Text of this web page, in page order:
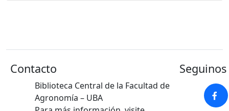
Contacto
Biblioteca Central de la Facultad de
Agronomía – UBA